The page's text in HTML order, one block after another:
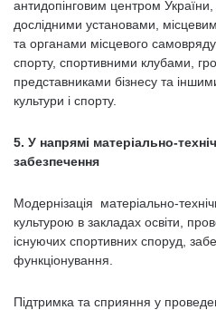
антидопінговим центром
дослідними установами,
та органами місцевого
спорту, спортивними клубами,
представниками бізнесу та
культури і спорту.
5. У напрямі матеріально-
забезпечення
Модернізація матеріально-
культурою в закладах освіти,
існуючих спортивних споруд,
функціонування.
Підтримка та сприяння у